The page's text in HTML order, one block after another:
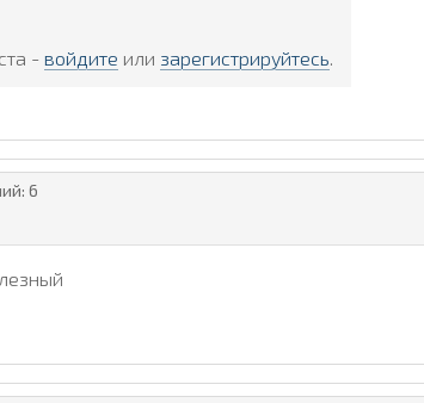
- войдите или зарегистрируйтесь.
6